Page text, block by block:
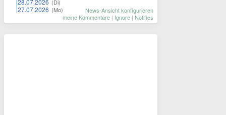
28.07.2026 (Di)
27.07.2026 (Mo)
News-Ansicht konfigurieren
meine Kommentare | Ignore | Notifies